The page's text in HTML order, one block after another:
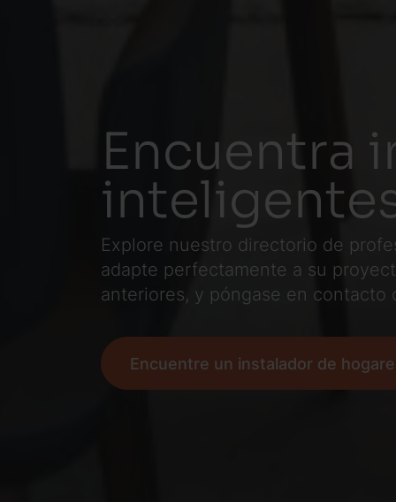
Encuentra
Explore nuestro directorio de
adapte perfectamente a su
anteriores, y póngase en contacto
Encuentre un instalador de